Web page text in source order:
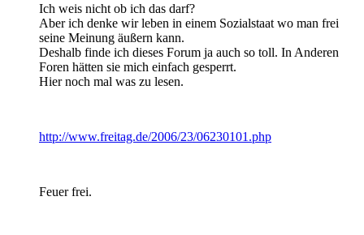
Ich weis nicht ob ich das darf?
Aber ich denke wir leben in einem Sozialstaat wo man frei
seine Meinung äußern kann.
Deshalb finde ich dieses Forum ja auch so toll. In Anderen
Foren hätten sie mich einfach gesperrt.
Hier noch mal was zu lesen.
http://www.freitag.de/2006/23/06230101.php
Feuer frei.